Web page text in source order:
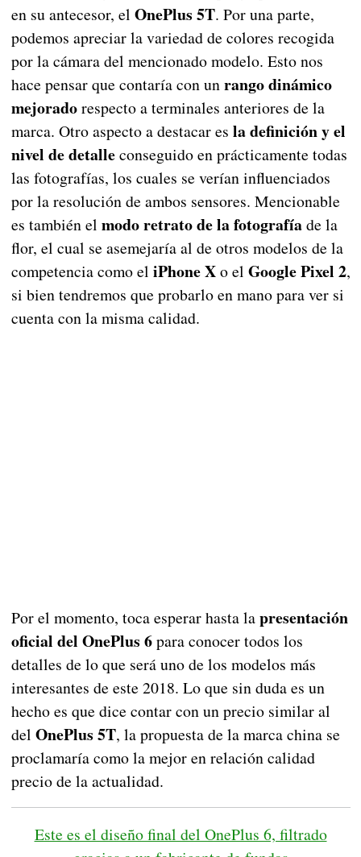
en su antecesor, el OnePlus 5T. Por una parte,
podemos apreciar la variedad de colores recogida
por la cámara del mencionado modelo. Esto nos
hace pensar que contaría con unrango dinámico
mejoradorespecto a terminales anteriores de la
marca. Otro aspecto a destacar es la definición y el
nivel de detalleconseguido en prácticamente todas
las fotografías, los cuales se verían influenciados
por la resolución de ambos sensores. Mencionable
es también el modo retrato de la fotografíade la
flor, el cual se asemejaría al de otros modelos de la
competencia como el iPhone Xo el Google Pixel 2,
si bien tendremos que probarlo en mano para ver si
cuenta con la misma calidad.
Por el momento, toca esperar hasta lapresentación
oficial del OnePlus 6para conocer todos los
detalles de lo que será uno de los modelos más
interesantes de este 2018. Lo que sin duda es un
hecho es que dice contar con un precio similar al
del OnePlus 5T, la propuesta de la marca china se
proclamaría como la mejor en relación calidad
precio de la actualidad.
Este es el diseño final del OnePlus 6, filtrado